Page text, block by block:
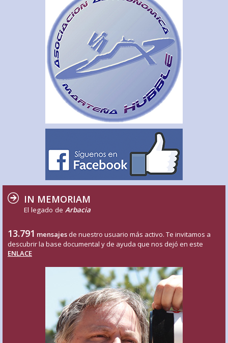
IN MEMORIAM
El legado de Arbacia
13.791 mensajes de nuestro usuario más activo. Te invitamos a
descubrir la base documental y de ayuda que nos dejó en este
ENLACE